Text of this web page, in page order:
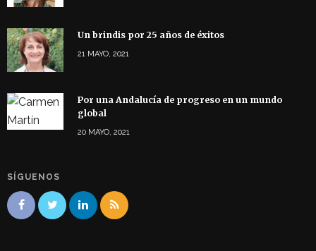
Un brindis por 25 años de éxitos
21 MAYO, 2021
Por una Andalucía de progreso en un mundo
global
20 MAYO, 2021
SÍGUENOS